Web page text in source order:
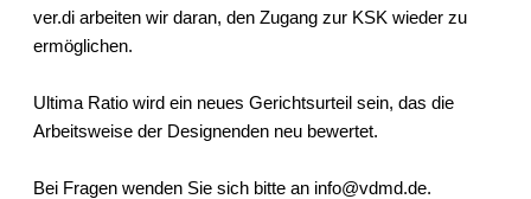
ver.di arbeiten wir daran, den Zugang zur KSK wieder zu
ermöglichen.
Ultima Ratio wird ein neues Gerichtsurteil sein, das die
Arbeitsweise der Designenden neu bewertet.
Bei Fragen wenden Sie sich bitte an info@vdmd.de.